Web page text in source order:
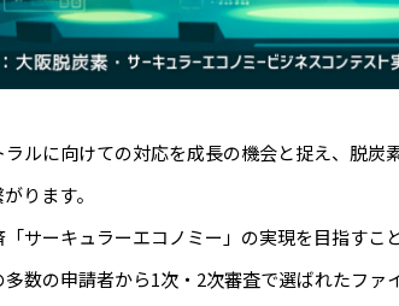
ルに向けての対応を成長の機会と捉え、脱
ります。
サーキュラーエコノミー」の実現を目指すこ
数の申請者から1次・2次審査で選ばれたフ